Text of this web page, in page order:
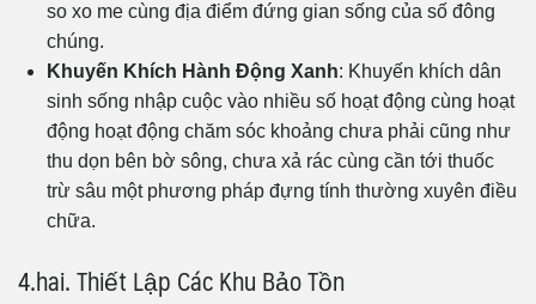
so xo me cùng địa điểm đứng gian sống của số đông
chúng.
Khuyến Khích Hành Động Xanh: Khuyến khích dân
sinh sống nhập cuộc vào nhiều số hoạt động cùng hoạt
động hoạt động chăm sóc khoảng chưa phải cũng như
thu dọn bên bờ sông, chưa xả rác cùng cần tới thuốc
trừ sâu một phương pháp đựng tính thường xuyên điều
chữa.
4.hai. Thiết Lập Các Khu Bảo Tồn